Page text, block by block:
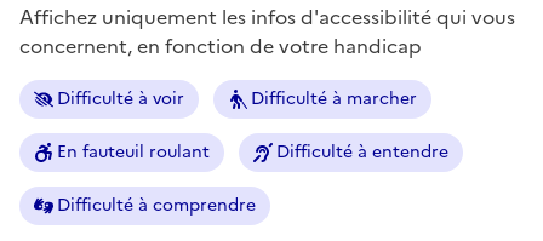
Affichez uniquement les infos d'accessibilité qui vous
concernent, en fonction de votre handicap
Difficulté à voir Difficulté à marcher
En fauteuil roulant Difficulté à entendre
Difficulté à comprendre